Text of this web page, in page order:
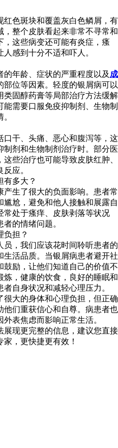
红色斑块和覆盖灰白色鳞屑，有
，整个皮肤看起来非常不寻常和
，这些病变还可能有炎症，瘙
感到十分不适和吓人。
年龄、症状的严重程度以及 成
部位等因素。轻度的银屑病可以
类固醇药膏等局部治疗方法缓解
需要口服免疫抑制剂、生物制
口干、头痛、恶心和腹泻等，这
剂和生物制剂治疗时。部分医
些治疗也可能导致皮肤红肿、
应。
有多大？
生了很大的负面影响。患者常
尬，避免和他人接触和展露自
常处于瘙痒、皮肤剥落等状况
的情绪问题。
负担？
，我们应该花时间聆听患者的
活品质。当银屑病患者避开社
励，让他们知道自己的价值不
，健康的饮食，良好的睡眠和
自身状况和减轻心理压力。
很大的身体和心理负担，但正确
他们重获信心和自尊。病患者也
表焦虑而影响正常生活。
展现更完整的信息，建议您直接
，更快捷更有效！